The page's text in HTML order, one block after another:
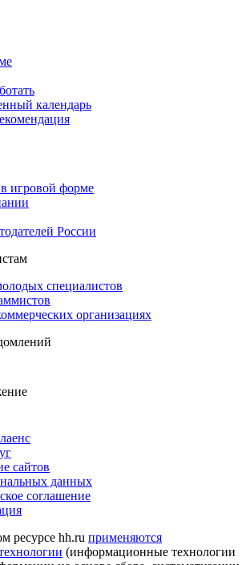
календарь
игровой форме
России
специалистов
организациях
сайтов
данных
соглашение
ресурсе hh.ru применяются
(информационные технологии